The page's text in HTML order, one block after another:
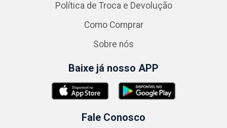
Política de Troca e Devolução
Como Comprar
Sobre nós
Baixe já nosso APP
Fale Conosco